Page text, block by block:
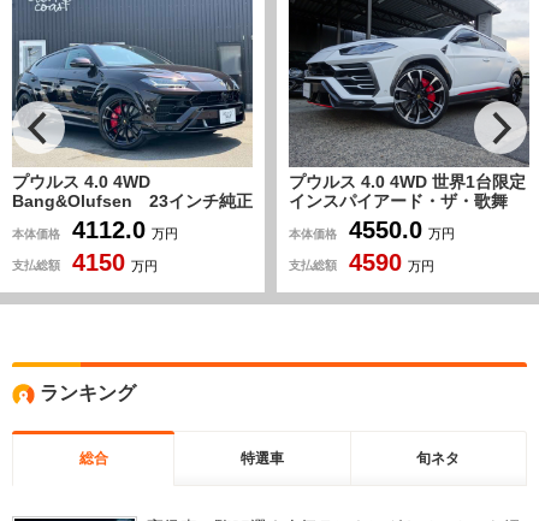
プウル
4WD
23インチ純正
ール 赤シート ド
ーダー supercatレ
万円
万円
プウルス 4.0 4WD 世界1台限定
インスパイアード・ザ・歌舞
伎 正規ディーラー車 オプシ
ョンカラー カーボンファイバ
ーインテリア・エクステリア
新車取説 保証書 スペアキ
ー 備品全有
4550.0 万円
4590 万円
ランキング
総合 特選車 旬ネタ